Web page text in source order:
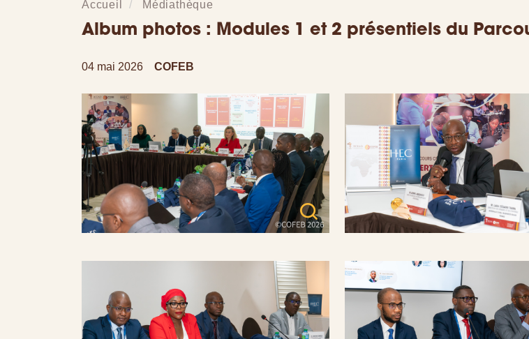
Accueil Médiathèque
Album photos : Modules 1 et 2 présentiels du
04 mai 2026 COFEB